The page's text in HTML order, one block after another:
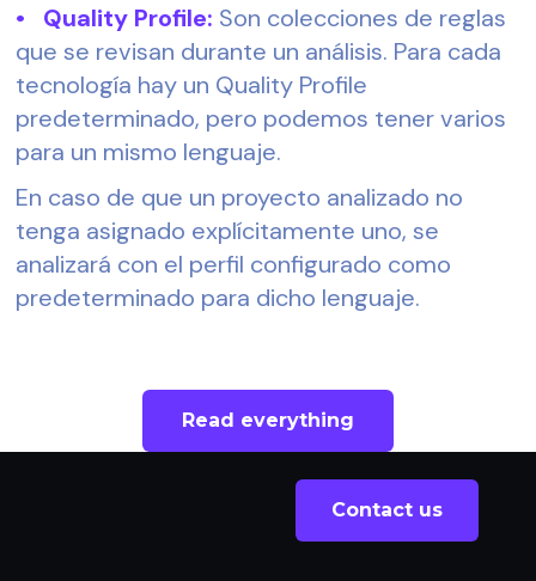
•   Quality Profile: Son colecciones de reglas
que se revisan durante un análisis. Para cada
tecnología hay un Quality Profile
predeterminado, pero podemos tener varios
para un mismo lenguaje.
En caso de que un proyecto analizado no
tenga asignado explícitamente uno, se
analizará con el perfil configurado como
predeterminado para dicho lenguaje.
Read everything
Contact us